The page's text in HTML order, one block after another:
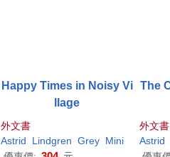
Happy Times in Noisy Vi
llage
外文書
Astrid
Lindgren Grey Mini
The
外文書
Astrid